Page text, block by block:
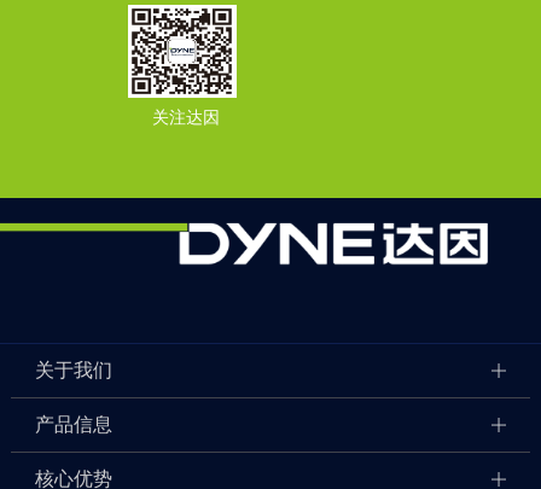
关注达因
关于我们
产品信息
核心优势